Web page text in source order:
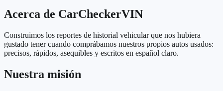
Acerca de CarCheckerVIN
Construimos los reportes de historial vehicular que nos hubiera
gustado tener cuando comprábamos nuestros propios autos usados:
precisos, rápidos, asequibles y escritos en español claro.
Nuestra misión